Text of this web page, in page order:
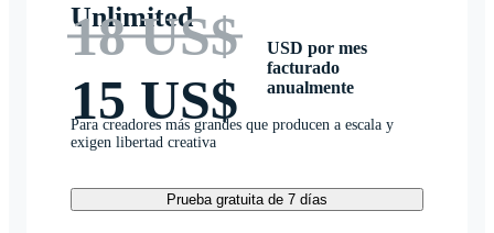
Unlimited
18 US$
15 US$
USD por mes
facturado
anualmente
Para creadores más grandes que producen a escala y
exigen libertad creativa
Prueba gratuita de 7 días